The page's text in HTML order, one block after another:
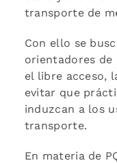
transporte de
Con ello se
orientadores
el libre acceso,
evitar que
induzcan a los
transporte.
En materia de